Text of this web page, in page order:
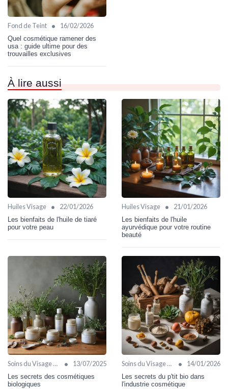
Fond de Teint • 16/02/2026
Quel cosmétique ramener des
usa : guide ultime pour des
trouvailles exclusives
À lire aussi
Huiles Visage • 22/01/2026
Les bienfaits de l'huile de tiaré
pour votre peau
Huiles Visage • 21/01/2026
Les bienfaits de l'huile
ayurvédique pour votre routine
beauté
Soins du Visage Bio • 13/07/2025
Les secrets des cosmétiques
biologiques
Soins du Visage Bio • 14/01/2026
Les secrets du p'tit bio dans
l'industrie cosmétique